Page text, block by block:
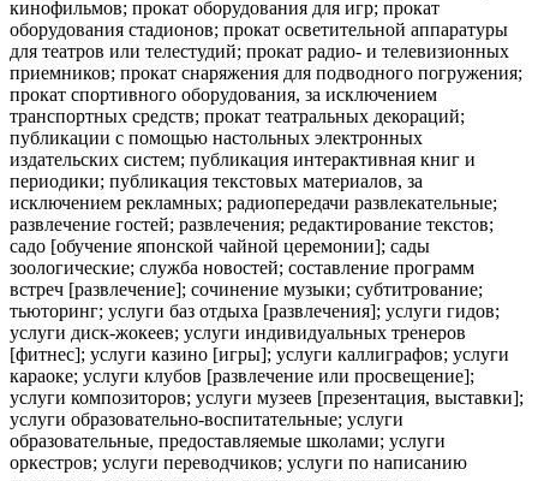
кинофильмов; прокат оборудования для игр; прокат
оборудования стадионов; прокат осветительной аппаратуры
для театров или телестудий; прокат радио- и телевизионных
приемников; прокат снаряжения для подводного погружения;
прокат спортивного оборудования, за исключением
транспортных средств; прокат театральных декораций;
публикации с помощью настольных электронных
издательских систем; публикация интерактивная книг и
периодики; публикация текстовых материалов, за
исключением рекламных; радиопередачи развлекательные;
развлечение гостей; развлечения; редактирование текстов;
садо [обучение японской чайной церемонии]; сады
зоологические; служба новостей; составление программ
встреч [развлечение]; сочинение музыки; субтитрование;
тьюторинг; услуги баз отдыха [развлечения]; услуги гидов;
услуги диск-жокеев; услуги индивидуальных тренеров
[фитнес]; услуги казино [игры]; услуги каллиграфов; услуги
караоке; услуги клубов [развлечение или просвещение];
услуги композиторов; услуги музеев [презентация, выставки];
услуги образовательно-воспитательные; услуги
образовательные, предоставляемые школами; услуги
оркестров; услуги переводчиков; услуги по написанию